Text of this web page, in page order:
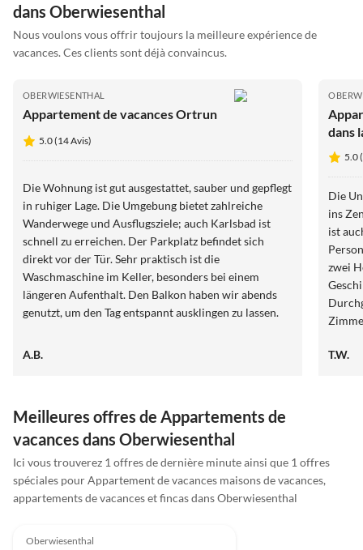
dans Oberwiesenthal
Nous voulons vous offrir toujours la meilleure expérience de
vacances. Ces clients sont déjà convaincus.
OBERWIESENTHAL
Appartement de vacances Ortrun
5.0 (14 Avis)
Die Wohnung ist gut ausgestattet, sauber und gepflegt
in ruhiger Lage. Die Umgebung bietet zahlreiche
Wanderwege und Ausflugsziele; auch Karlsbad ist
schnell zu erreichen. Der Parkplatz befindet sich
direkt vor der Tür. Sehr praktisch ist die
Waschmaschine im Keller, besonders bei einem
längeren Aufenthalt. Den Balkon haben wir abends
genutzt, um den Tag entspannt ausklingen zu lassen.
wohltuende Wärme. Die Schlüsselübergabe verlief
A.B.
dans
sur5.0
Die
ins
ist
zwei
zu
T.W.
Meilleures offres de Appartements de
vacances dans Oberwiesenthal
Ici vous trouverez 1 offres de dernière minute ainsi que 1 offres
spéciales pour Appartement de vacances maisons de vacances,
appartements de vacances et fincas dans Oberwiesenthal
Meilleure
Oberwiesenthal